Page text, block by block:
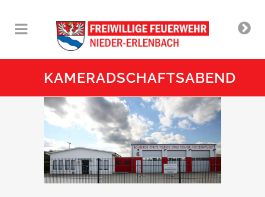
KAMERADSCHAFTSABEND